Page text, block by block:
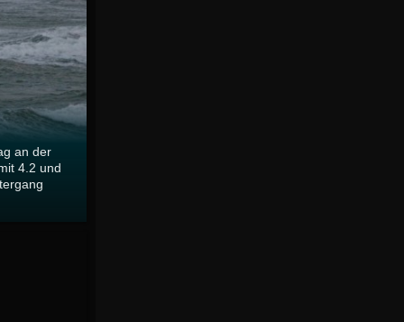
an der
4.2 und